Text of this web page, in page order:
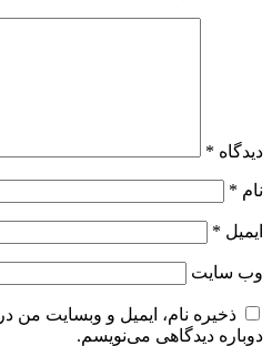
دیدگاه *
نام *
ایمیل *
وب‌ سایت
ذخیره نام، ایمیل و وبسایت من
دوباره دیدگاهی می‌نویسم.